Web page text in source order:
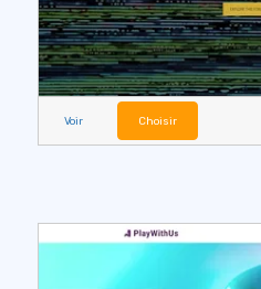
Voir Choisir